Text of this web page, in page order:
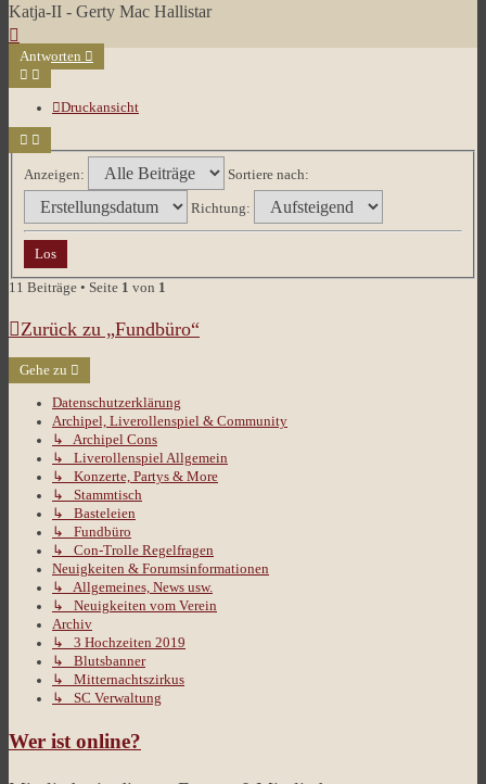
Katja-II - Gerty Mac Hallistar
oben
Antworten
Druckansicht
Anzeigen: Sortiere nach:
Richtung:
11 Beiträge • Seite 1 von 1
Zurück zu „Fundbüro“
Gehe zu
Datenschutzerklärung
Archipel, Liverollenspiel & Community
↳ Archipel Cons
↳ Liverollenspiel Allgemein
↳ Konzerte, Partys & More
↳ Stammtisch
↳ Basteleien
↳ Fundbüro
↳ Con-Trolle Regelfragen
Neuigkeiten & Forumsinformationen
↳ Allgemeines, News usw.
↳ Neuigkeiten vom Verein
Archiv
↳ 3 Hochzeiten 2019
↳ Blutsbanner
↳ Mitternachtszirkus
↳ SC Verwaltung
Wer ist online?